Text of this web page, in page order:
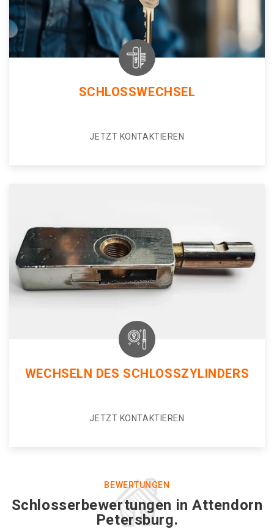
SCHLOSSWECHSEL
JETZT KONTAKTIEREN
WECHSELN DES SCHLOSSZYLINDERS
JETZT KONTAKTIEREN
BEWERTUNGEN
Schlosserbewertungen in Attendorn
Petersburg.